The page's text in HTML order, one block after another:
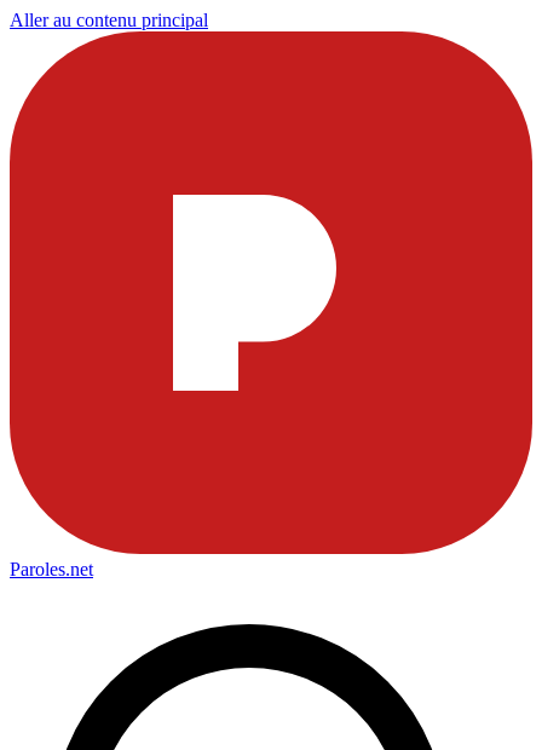
Aller au contenu principal
Paroles.net